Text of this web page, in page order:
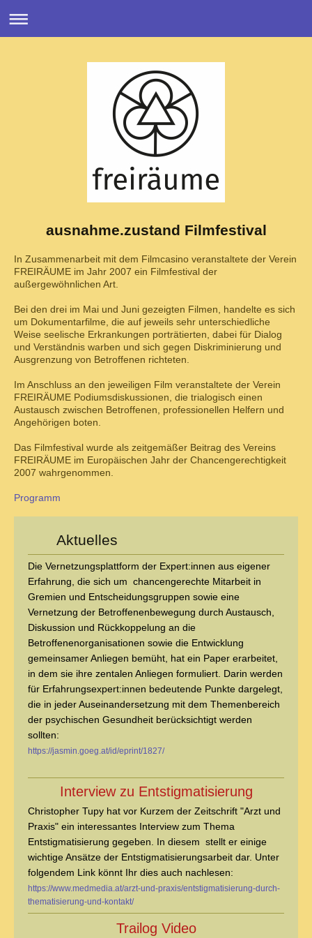
ausnahme.zustand Filmfestival
In Zusammenarbeit mit dem Filmcasino veranstaltete der Verein
FREIRÄUME im Jahr 2007 ein Filmfestival der
außergewöhnlichen Art.
Bei den drei im Mai und Juni gezeigten Filmen, handelte es sich
um Dokumentarfilme, die auf jeweils sehr unterschiedliche
Weise seelische Erkrankungen porträtierten, dabei für Dialog
und Verständnis warben und sich gegen Diskriminierung und
Ausgrenzung von Betroffenen richteten.
Im Anschluss an den jeweiligen Film veranstaltete der Verein
FREIRÄUME Podiumsdiskussionen, die trialogisch einen
Austausch zwischen Betroffenen, professionellen Helfern und
Angehörigen boten.
Das Filmfestival wurde als zeitgemäßer Beitrag des Vereins
FREIRÄUME im Europäischen Jahr der Chancengerechtigkeit
2007 wahrgenommen.
Programm
Aktuelles
Die Vernetzungsplattform der Expert:innen aus eigener
Erfahrung, die sich um chancengerechte Mitarbeit in
Gremien und Entscheidungsgruppen sowie eine
Vernetzung der Betroffenenbewegung durch Austausch,
Diskussion und Rückkoppelung an die
Betroffenenorganisationen sowie die Entwicklung
gemeinsamer Anliegen bemüht, hat ein Paper erarbeitet,
in dem sie ihre zentalen Anliegen formuliert. Darin werden
für Erfahrungsexpert:innen bedeutende Punkte dargelegt,
die in jeder Auseinandersetzung mit dem Themenbereich
der psychischen Gesundheit berücksichtigt werden
sollten:
https://jasmin.goeg.at/id/eprint/1827/
Interview zu Entstigmatisierung
Christopher Tupy hat vor Kurzem der Zeitschrift "Arzt und
Praxis" ein interessantes Interview zum Thema
Entstigmatisierung gegeben. In diesem stellt er einige
wichtige Ansätze der Entstigmatisierungsarbeit dar. Unter
folgendem Link könnt Ihr dies auch nachlesen:
https://www.medmedia.at/arzt-und-praxis/entstigmatisierung-durch-
thematisierung-und-kontakt/
Trailog Video